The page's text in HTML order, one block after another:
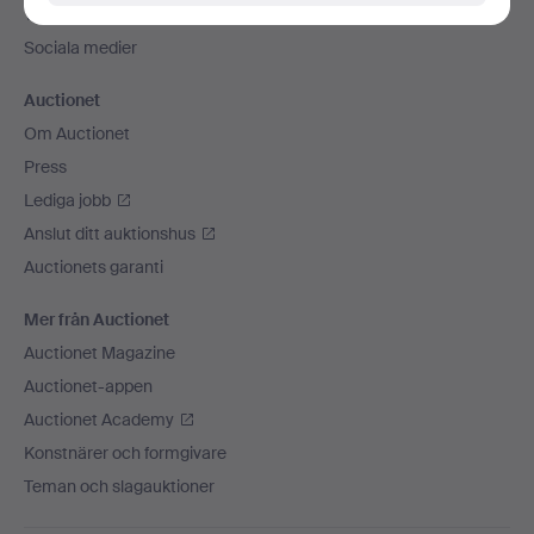
Vi skickar med
Sociala medier
Auctionet
Om Auctionet
Press
Lediga jobb
Anslut ditt auktionshus
Auctionets garanti
Mer från Auctionet
Auctionet Magazine
Auctionet-appen
Auctionet Academy
Konstnärer och formgivare
Teman och slagauktioner